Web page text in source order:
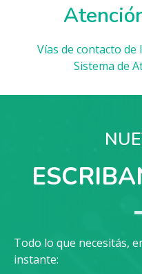
Vías de contacto
Sistema de
Todo lo que necesitás,
instante: